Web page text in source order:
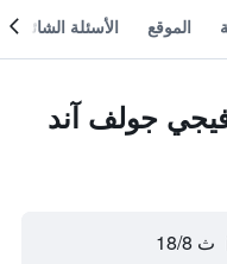
الموقع الأسئلة الشائعة
جولف آند
ث 18/8